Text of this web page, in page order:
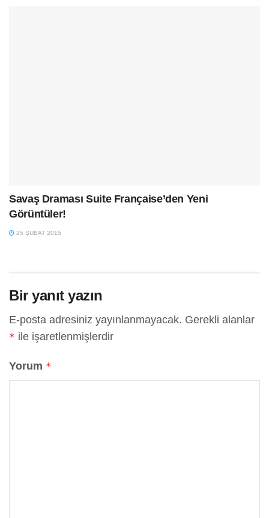
Savaş Draması Suite Française’den Yeni
Görüntüler!
25 ŞUBAT 2015
Bir yanıt yazın
E-posta adresiniz yayınlanmayacak. Gerekli alanlar
* ile işaretlenmişlerdir
Yorum *